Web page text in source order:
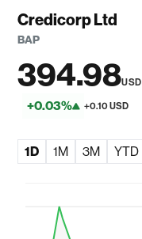
Credicorp Ltd
BAP
394.98USD
+0.03% +0.10 USD
1D 1M 3M YTD